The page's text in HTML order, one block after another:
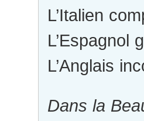
L’Italien
L’Espagnol
L’Anglais
Dans la